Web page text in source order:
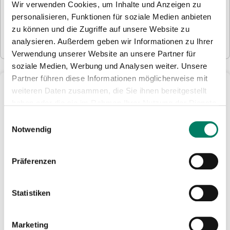
Wir verwenden Cookies, um Inhalte und Anzeigen zu
personalisieren, Funktionen für soziale Medien anbieten
zu können und die Zugriffe auf unsere Website zu
analysieren. Außerdem geben wir Informationen zu Ihrer
Verwendung unserer Website an unsere Partner für
soziale Medien, Werbung und Analysen weiter. Unsere
Partner führen diese Informationen möglicherweise mit
weiteren Daten zusammen, die Sie ihnen bereitgestellt
Notwendig
Präferenzen
Statistiken
Marketing
(aktuell 63 Euro).
(* in der 2. Klasse)
Mehr Infos dazu findest Du hier: eezy.nrw
Ticket kaufen
Tickets des Rheinlandtarifs bekommst Du ganz
einfach als Handytickets in der VRS-App: Hier
Verbindung und kaufst ganz leicht das